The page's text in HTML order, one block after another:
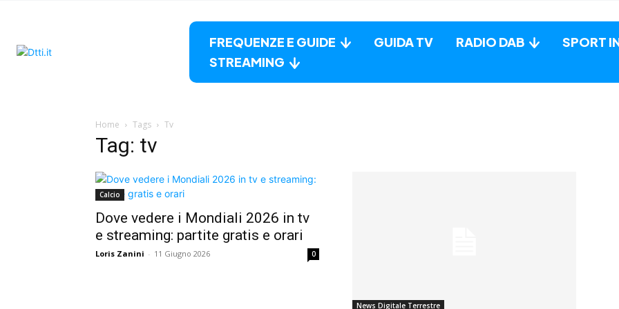
FREQUENZE E GUIDE GUIDA TV RADIO DAB SPORT
STREAMING
Home Tags Tv
Tag: tv
Calcio
Dove vedere i Mondiali 2026 in tv
e streaming: partite gratis e orari
Loris Zanini - 11 Giugno 2026 0
News Digitale Terrestre